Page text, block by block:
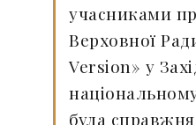
учасниками
Верховної
Version» у
була